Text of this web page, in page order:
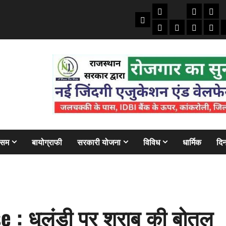
Home
तकनीकी
ऑटो
मोबाइल
क्राइम/
अजबबैंक
बायोग्राफी सरकारी योजना विविध धार्मिक
: धुलंडी पर शराब की बोतल